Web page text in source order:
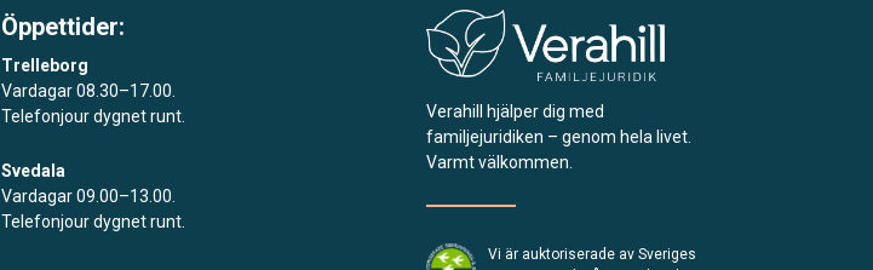
Öppettider:
Trelleborg
Vardagar 08.30–17.00.
Telefonjour dygnet runt.
Svedala
Vardagar 09.00–13.00.
Telefonjour dygnet runt.
Verahill hjälper dig med
familjejuridiken – genom hela livet.
Varmt välkommen.
Vi är auktoriserade av Sveriges